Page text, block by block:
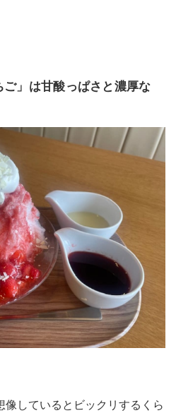
」は甘酸っぱさと濃厚な
像しているとビックリするくら